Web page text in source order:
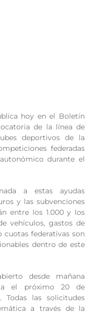
hoy en el Boletín
de la línea de
deportivos de la
federadas
durante el
a estas ayudas
y las subvenciones
entre los 1.000 y los
vehículos, gastos de
cuotas federativas son
dentro de este
desde mañana
el próximo 20 de
Todas las solicitudes
a través de la